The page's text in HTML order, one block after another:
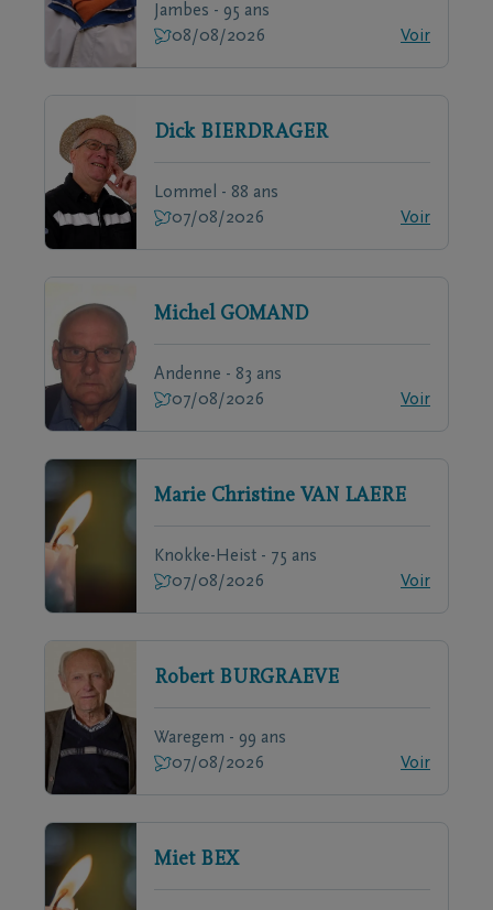
Jambes - 95 ans
08/08/2026
Voir
Dick BIERDRAGER
Lommel - 88 ans
07/08/2026
Voir
Michel GOMAND
Andenne - 83 ans
07/08/2026
Voir
Marie Christine VAN LAERE
Knokke-Heist - 75 ans
07/08/2026
Voir
Robert BURGRAEVE
Waregem - 99 ans
07/08/2026
Voir
Miet BEX